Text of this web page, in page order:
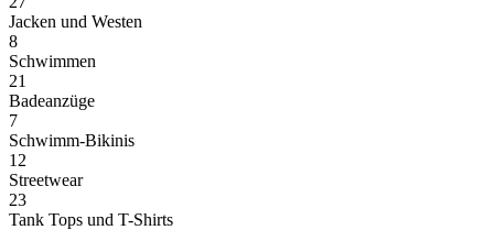
Jacken und Westen
8
Schwimmen
21
Badeanzüge
7
Schwimm-Bikinis
12
Streetwear
23
Tank Tops und T-Shirts